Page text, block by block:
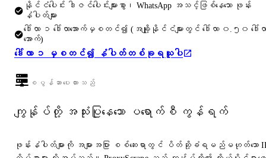
နိုင်ငံပေါင်း ဒါဇင်ပေါင်းများစွာ၊ WhatsApp အသင့်ဖြစ်နေသော ဖုန်း
နံပါတ်များ
ဒေါ်လာ ၁ ဒေါ်လာအောက်မှစတင်၍ (အချို့နိုင်ငံများတွင် ဒေါ်လာ ၀.၅၀ ဒေါ်လ
အောက်)
ဒေါ်လာ ၁ မှစတင်၍ နံပါတ်တစ်ခုရယူပါ
စပွန်ဆာပေးထားသည်
ကျွန်ုပ်တို့ အသုံးပြုနေသော ပရောက်စီ ကွန်ရက်
ဖုန်းနံပါတ်များကို အများအပြား စစ်ဆေးရာတွင် ပိတ်ဆို့ခံရမည်မဟုတ်သော